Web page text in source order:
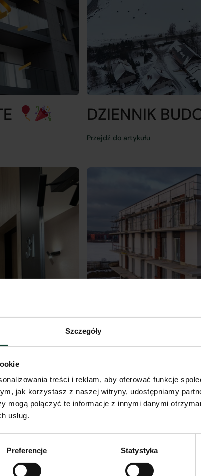
Szczegóły
treści i reklam, aby oferować funkcje
jak korzystasz z naszej witryny, udostępniamy
mogą połączyć te informacje z innymi danymi
usług.
Preferencje Statystyka
DZIENNIK
Przejdź do artykułu
DZIENNIK
BUDYNEK” F
Przejdź do artykułu